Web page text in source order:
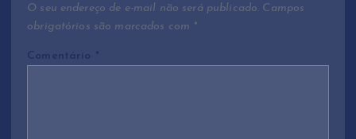
o
d
O seu endereço de e-mail não será publicado. Campos
obrigatórios são marcados com *
Comentário *